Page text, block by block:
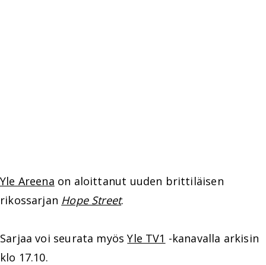
Yle Areena on aloittanut uuden brittiläisen
rikossarjan Hope Street.
Sarjaa voi seurata myösYle TV1 -kanavalla arkisin
klo 17.10.